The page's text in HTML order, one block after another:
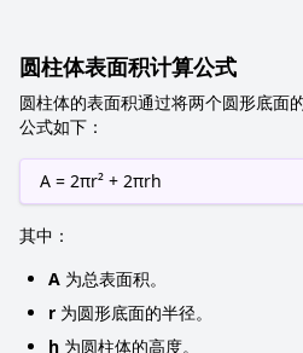
圆柱体表面积计算公式
圆柱体的表面积通过将两个圆形底面
公式如下：
A = 2πr² + 2πrh
其中：
A 为总表面积。
r 为圆形底面的半径。
h 为圆柱体的高度。